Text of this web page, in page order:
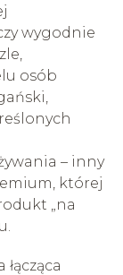
wygodnie
osób
– inny
której
„na